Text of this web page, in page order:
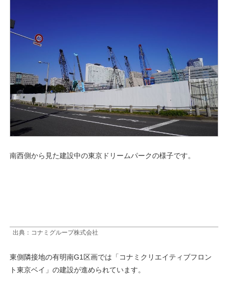
南西側から見た建設中の東京ドリームパークの様子です。
出典：コナミグループ株式会社
東側隣接地の有明南G1区画では「コナミクリエイティブフロン
ト東京ベイ」の建設が進められています。